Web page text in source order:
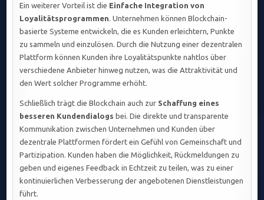
Ein weiterer Vorteil ist die Einfache Integration von
Loyalitätsprogrammen. Unternehmen können Blockchain-
basierte Systeme entwickeln, die es Kunden erleichtern, Punkte
zu sammeln und einzulösen. Durch die Nutzung einer dezentralen
Plattform können Kunden ihre Loyalitätspunkte nahtlos über
verschiedene Anbieter hinweg nutzen, was die Attraktivität und
den Wert solcher Programme erhöht.
Schließlich trägt die Blockchain auch zur Schaffung eines
besseren Kundendialogs bei. Die direkte und transparente
Kommunikation zwischen Unternehmen und Kunden über
dezentrale Plattformen fördert ein Gefühl von Gemeinschaft und
Partizipation. Kunden haben die Möglichkeit, Rückmeldungen zu
geben und eigenes Feedback in Echtzeit zu teilen, was zu einer
kontinuierlichen Verbesserung der angebotenen Dienstleistungen
führt.